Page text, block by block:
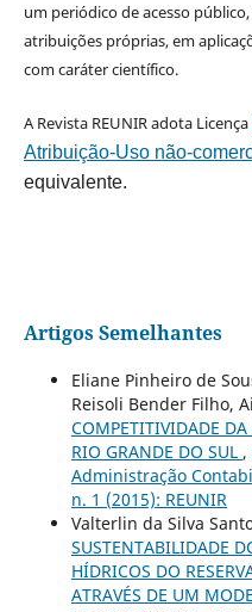
um periódico de acesso
atribuições próprias, em
com caráter científico.
A Revista REUNIR adota Licença
Atribuição-Uso não-
equivalente.
Artigos Semelhantes
Eliane Pinheiro de
Reisoli Bender Filho,
COMPETITIVIDADE
RIO GRANDE DO SUL ,
Administração
n. 1 (2015): REUNIR
Valterlin da Silva
SUSTENTABILIDADE
HÍDRICOS DO
ATRAVÉS DE UM